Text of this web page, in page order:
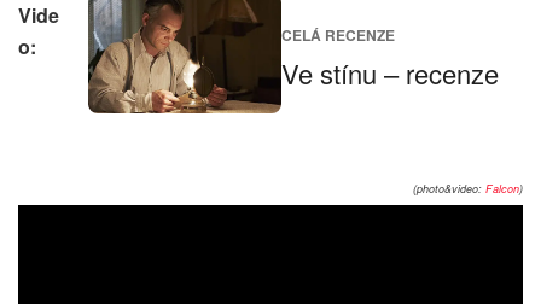
CELÁ RECENZE
Ve stínu – recenze
(photo&video: Falcon)
Vide
o: